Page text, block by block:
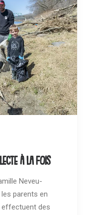
à la fois
Neveu-
les parents en
effectuent des